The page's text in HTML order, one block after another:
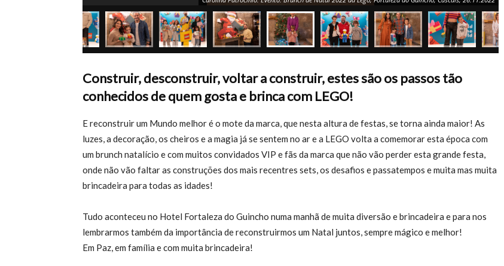
Construir, desconstruir, voltar a construir, estes são os passos tão
conhecidos de quem gosta e brinca com LEGO!
E reconstruir um Mundo melhor é o mote da marca, que nesta altura de festas, se torna ainda maior! As
luzes, a decoração, os cheiros e a magia já se sentem no ar e a LEGO volta a comemorar esta época com
um brunch natalício e com muitos convidados VIP e fãs da marca que não vão perder esta grande festa,
onde não vão faltar as construções dos mais recentres sets, os desafios e passatempos e muita mas muita
brincadeira para todas as idades!
Tudo aconteceu no Hotel Fortaleza do Guincho numa manhã de muita diversão e brincadeira e para nos
lembrarmos também da importância de reconstruirmos um Natal juntos, sempre mágico e melhor!
Em Paz, em família e com muita brincadeira!